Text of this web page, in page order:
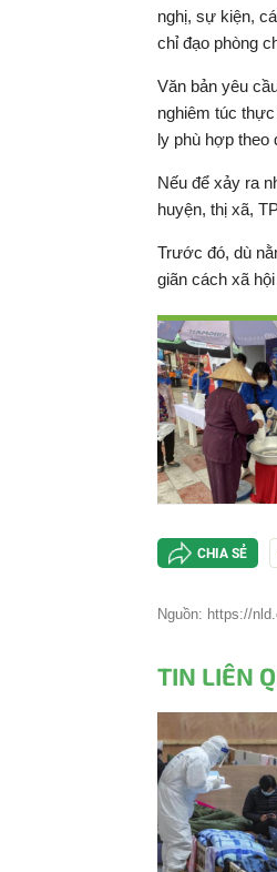
nghị, sự kiện,
chỉ đạo phòng
Văn bản yêu
nghiêm túc
ly phù hợp theo
Nếu để xảy ra
huyện, thị xã,
Trước đó, dù
giãn cách xã
CHIA SẺ
Nguồn: https://
TIN LIÊN